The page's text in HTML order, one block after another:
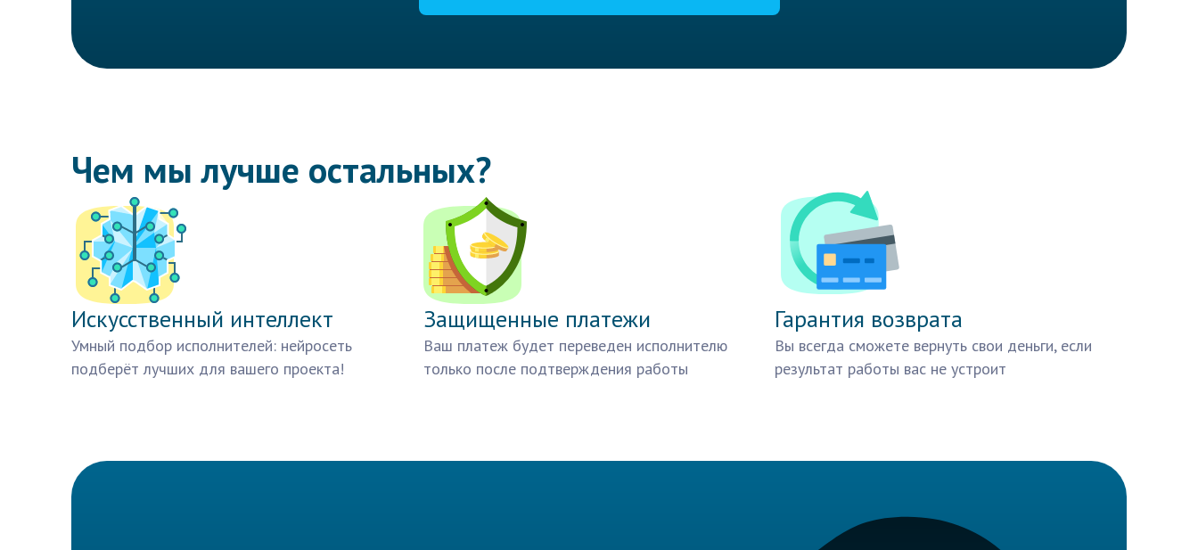
Чем мы лучше остальных?
Искусственный интеллект
Умный подбор исполнителей: нейросеть
подберёт лучших для вашего проекта!
Защищенные платежи
Ваш платеж будет переведен исполнителю
только после подтверждения работы
Гарантия возврата
Вы всегда сможете вернуть свои деньги, если
результат работы вас не устроит